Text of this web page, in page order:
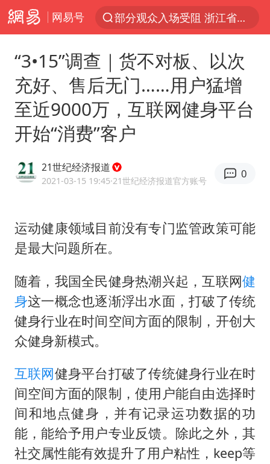
网易号
部分观众入场受阻 浙江省博物馆致歉
U17国足三战全胜
47岁妈妈突然产女 26岁女儿：很震惊
男子结婚8年发现3个女儿均非亲生
台风白海豚最新路径研判来了
毛宁转发梯田音乐会视频海外网友赞叹
现代版摸金校尉落网查获400多枚古币
消费新图景｜多举措提升消费体验 释放夏日经济活力
宇树科技发行价格150.80元/股
把党建设得更加坚强有力
奋进开新局 实干挑大梁
“3•15”调查｜货不对板、以次
充好、售后无门……用户猛增
至近9000万，互联网健身平台
开始“消费”客户
21世纪经济报道
2021-03-15 19:45·21世纪经济报道官方账号
0
运动健康领域目前没有专门监管政策可能
是最大问题所在。
随着，我国全民健身热潮兴起，互联网健
身这一概念也逐渐浮出水面，打破了传统
健身行业在时间空间方面的限制，开创大
众健身新模式。
互联网健身平台打破了传统健身行业在时
间空间方面的限制，使用户能自由选择时
间和地点健身，并有记录运功数据的功
能，能给予用户专业反馈。除此之外，其
社交属性能有效提升了用户粘性，keep等